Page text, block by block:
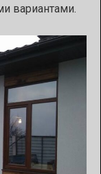
вариантами.